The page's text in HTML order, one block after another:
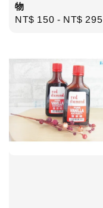
物
Regular
NT$ 150 - NT$ 295